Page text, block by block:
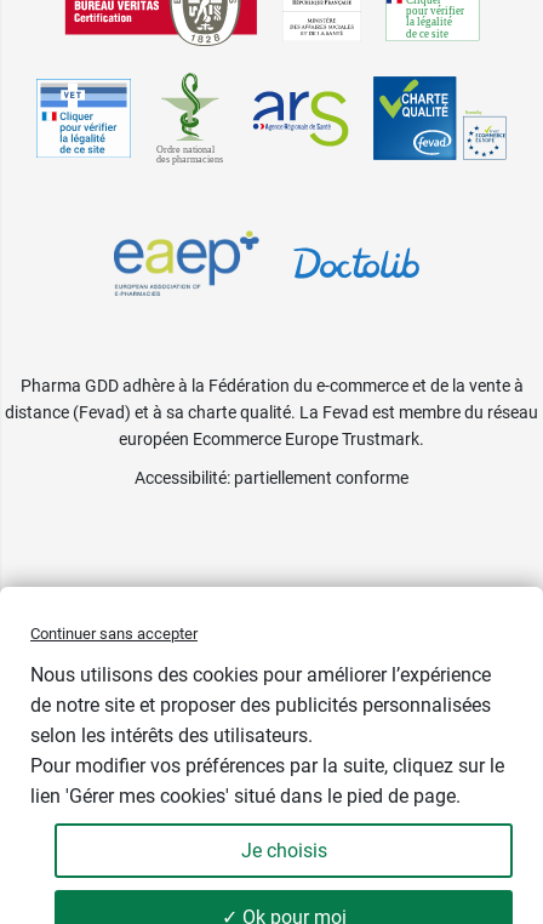
- +
Pharma GDD adhère à la Fédération du e-commerce et de la vente à
distance (Fevad) et à sa charte qualité. La Fevad est membre du réseau
européen Ecommerce Europe Trustmark.
Accessibilité: partiellement conforme
Continuer sans accepter
Nous utilisons des cookies pour améliorer l’expérience
de notre site et proposer des publicités personnalisées
selon les intérêts des utilisateurs.
Pour modifier vos préférences par la suite, cliquez sur le
lien 'Gérer mes cookies' situé dans le pied de page.
Je choisis
✓ Ok pour moi